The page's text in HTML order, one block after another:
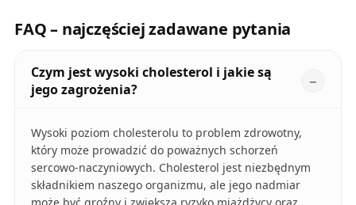
FAQ – najczęściej zadawane pytania
Czym jest wysoki cholesterol i jakie są
jego zagrożenia?
Wysoki poziom cholesterolu to problem zdrowotny,
który może prowadzić do poważnych schorzeń
sercowo-naczyniowych. Cholesterol jest niezbędnym
składnikiem naszego organizmu, ale jego nadmiar